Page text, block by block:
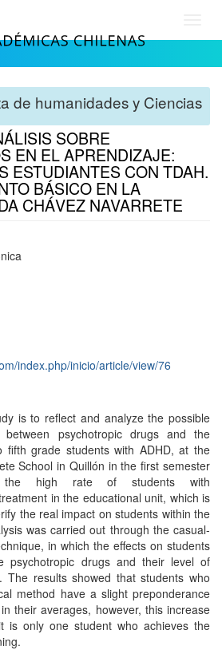
de humanidades y Ciencias
SOBRE
EN EL APRENDIZAJE:
ESTUDIANTES CON TDAH.
BÁSICO EN LA
CHÁVEZ NAVARRETE
index.php/inicio/article/view/76
is to reflect and analyze the possible
between psychotropic drugs and the
fifth grade students with ADHD, at the
School in Quillón in the first semester
high rate of students with
in the educational unit, which is
the real impact on students within the
was carried out through the casual-
in which the effects on students
psychotropic drugs and their level of
The results showed that students who
method have a slight preponderance
their averages, however, this increase
is only one student who achieves the